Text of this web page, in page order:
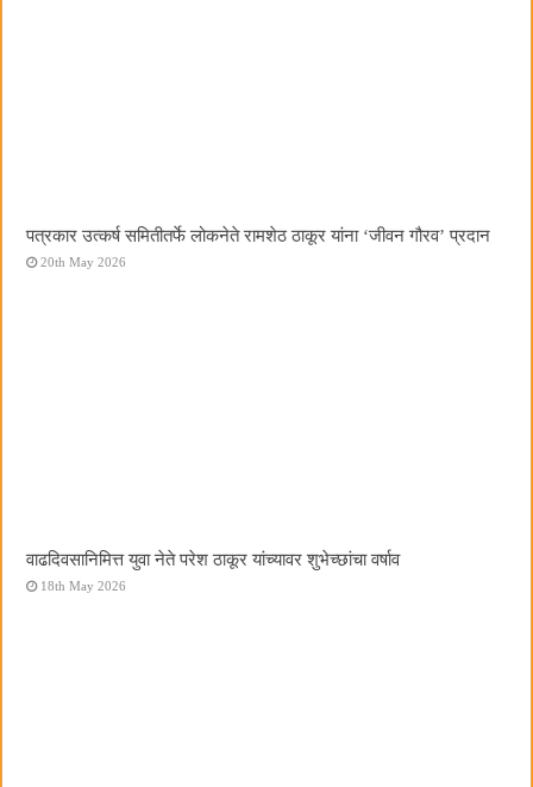
पत्रकार उत्कर्ष समितीतर्फे लोकनेते रामशेठ ठाकूर यांना ‌‘जीवन गौरव‌’ प्रदान
20th May 2026
वाढदिवसानिमित्त युवा नेते परेश ठाकूर यांच्यावर शुभेच्छांचा वर्षाव
18th May 2026